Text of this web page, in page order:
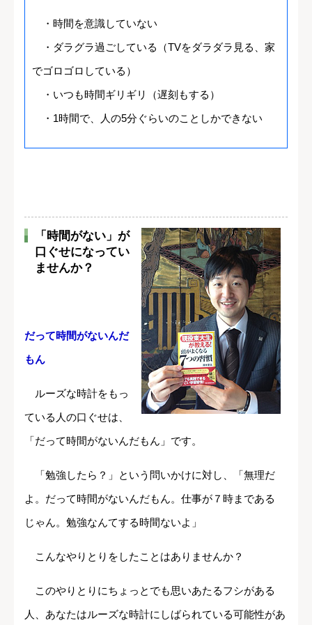
・時間を意識していない
・ダラグラ過ごしている（TVをダラダラ見る、家
でゴロゴロしている）
・いつも時間ギリギリ（遅刻もする）
・1時間で、人の5分ぐらいのことしかできない
「時間がない」が
口ぐせになってい
ませんか？
だって時間がないんだ
もん
ルーズな時計をもっ
ている人の口ぐせは、
「だって時間がないんだもん」です。
「勉強したら？」という問いかけに対し、「無理だ
よ。だって時間がないんだもん。仕事が７時まである
じゃん。勉強なんてする時間ないよ」
こんなやりとりをしたことはありませんか？
このやりとりにちょっとでも思いあたるフシがある
人、あなたはルーズな時計にしばられている可能性があ